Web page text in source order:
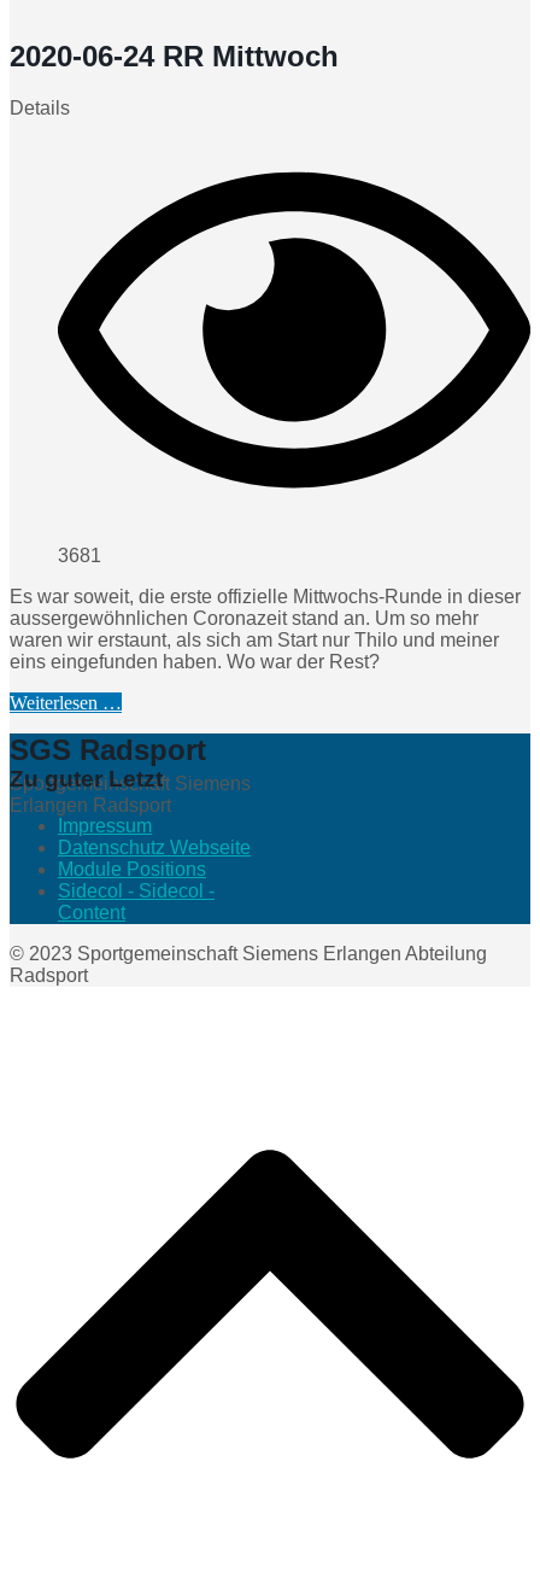
2020-06-24 RR Mittwoch
Details
3681
Es war soweit, die erste offizielle Mittwochs-Runde in dieser
aussergewöhnlichen Coronazeit stand an. Um so mehr
waren wir erstaunt, als sich am Start nur Thilo und meiner
eins eingefunden haben. Wo war der Rest?
Weiterlesen …
SGS Radsport
Sportgemeinschaft Siemens
Erlangen Radsport
Zu guter Letzt
Impressum
Datenschutz Webseite
Module Positions
Sidecol - Sidecol -
Content
© 2023 Sportgemeinschaft Siemens Erlangen Abteilung
Radsport